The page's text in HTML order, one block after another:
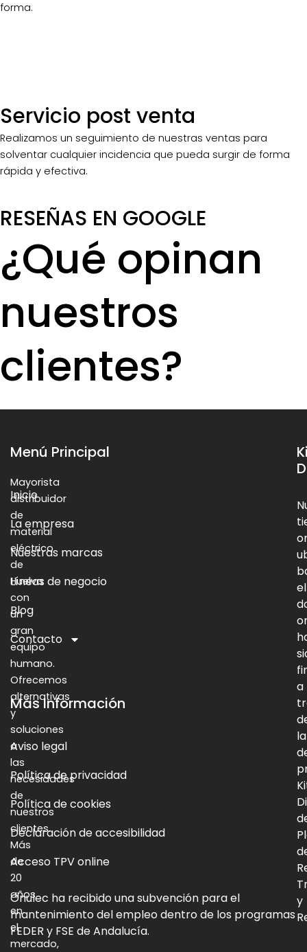
forma.
Servicio post venta
Realizamos un seguimiento de nuestras ventas para
solventar cualquier incidencia que pueda surgir de forma
rápida y efectiva.
RESEÑAS EN GOOGLE
¿Qué opinan
nuestros
clientes?
Mayorista
distribuidor
de
material
eléctrico
de
Huelva
con
un
gran
equipo
humano.
Ofrecemos
alternativas
y
soluciones
a
las
necesidades
de
nuestros
clientes.
Más
de
20
años
en
el
mercado,
Menú Principal
Inicio
La empresa
Nuestras marcas
Líneas de negocio
Blog
Contacto
Más Información
Aviso legal
Política de privacidad
Política de cookies
Declaración de accesibilidad
Acceso TPV online
Onulec ha recibido una subvención para el
mantenimiento del empleo dentro de los programas
FEDER y FSE de Andalucía.
el
a
la
y